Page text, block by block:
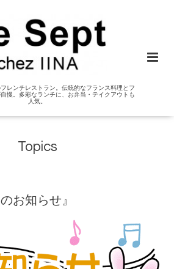
レンチレストラン。伝統的なフランス料理とフ
慢。多彩なランチに、お弁当・テイクアウトも
人気。
Topics
お知らせ』